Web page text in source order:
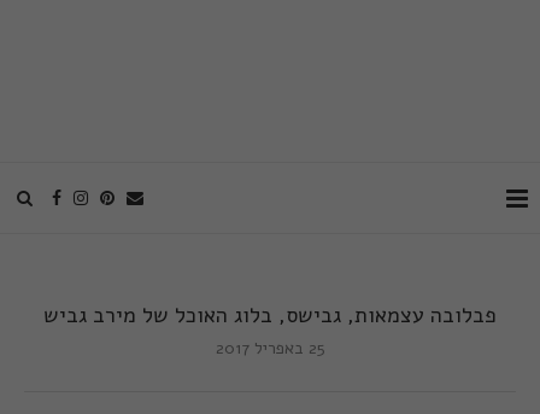
פבלובה עצמאות, גבישס, בלוג האוכל של מירב גביש
25 באפריל 2017